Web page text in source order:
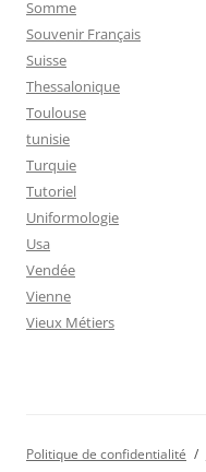
Somme
Souvenir Français
Suisse
Thessalonique
Toulouse
tunisie
Turquie
Tutoriel
Uniformologie
Usa
Vendée
Vienne
Vieux Métiers
Politique de confidentialité